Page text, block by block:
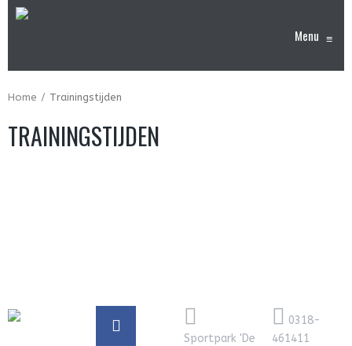
Menu ≡
Home Trainingstijden
TRAININGSTIJDEN
Sportpark 'De
0318-
461411